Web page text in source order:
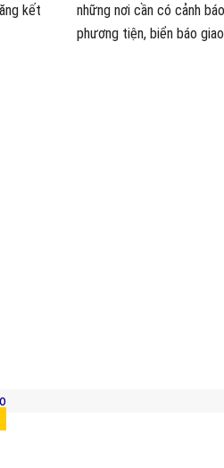
kết
những nơi cần có cảnh
phương tiện, biển báo